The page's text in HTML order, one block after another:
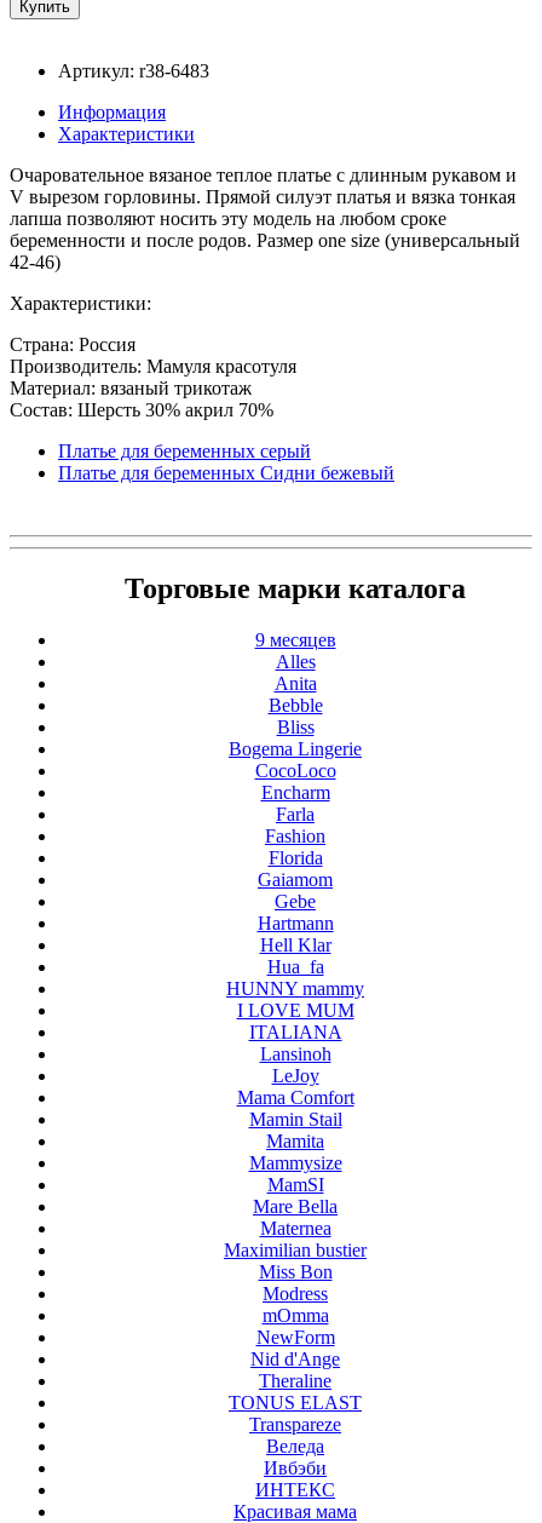
Артикул: r38-6483
Информация
Характеристики
Очаровательное вязаное теплое платье с длинным рукавом и
V вырезом горловины. Прямой силуэт платья и вязка тонкая
лапша позволяют носить эту модель на любом сроке
беременности и после родов. Размер one size (универсальный
42-46)
Характеристики:
Страна: Россия
Производитель: Мамуля красотуля
Материал: вязаный трикотаж
Состав: Шерсть 30% акрил 70%
Платье для беременных серый
Платье для беременных Сидни бежевый
Торговые марки каталога
9 месяцев
Alles
Anita
Bebble
Bliss
Bogema Lingerie
CocoLoco
Encharm
Farla
Fashion
Florida
Gaiamom
Gebe
Hartmann
Hell Klar
Hua_fa
HUNNY mammy
I LOVE MUM
ITALIANA
Lansinoh
LeJoy
Mama Comfort
Mamin Stail
Mamita
Mammysize
MamSI
Mare Bella
Maternea
Maximilian bustier
Miss Bon
Modress
mOmma
NewForm
Nid d'Ange
Theraline
TONUS ELAST
Transpareze
Веледа
Ивбэби
ИНТЕКС
Красивая мама